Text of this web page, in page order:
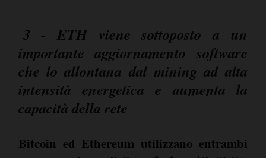
3 - ETH viene sottoposto a un
importante aggiornamento software
che lo allontana dal mining ad alta
intensità energetica e aumenta la
capacità della rete
Bitcoin ed Ethereum utilizzano entrambi